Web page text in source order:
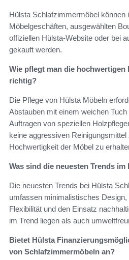
Hülsta Schlafzimmermöbel können
Möbelgeschäften, ausgewählten
offiziellen Hülsta-Website oder bei
gekauft werden.
Wie pflegt man die hochwertigen
richtig?
Die Pflege von Hülsta Möbeln
Abstauben mit einem weichen
Auftragen von speziellen
keine aggressiven
Hochwertigkeit der Möbel zu
Was sind die neuesten Trends
Die neuesten Trends bei Hülsta
umfassen minimalistisches
Flexibilität und den Einsatz
im Trend liegen als auch
Bietet Hülsta
von Schlafzimmermöbeln an?